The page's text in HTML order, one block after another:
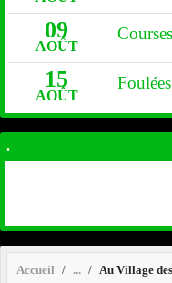
Accueil Au Village
09
AOÛT
15
AOÛT
.